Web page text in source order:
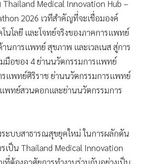
Innovation Hub – Tech Forum &
เวทีให้แพทย์ นักวิจัย วิศวกร นักพัฒนา
รสร้างนวัตกรรมด้านการแพทย์ สุขภาพ